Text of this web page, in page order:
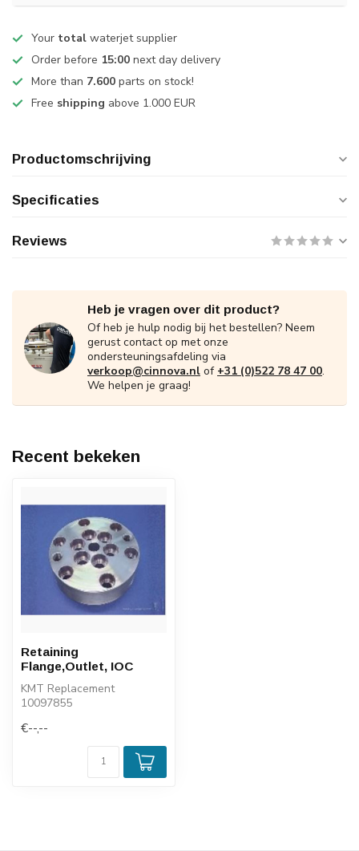
Your total waterjet supplier
Order before 15:00 next day delivery
More than 7.600 parts on stock!
Free shipping above 1.000 EUR
Productomschrijving
Specificaties
Reviews
Heb je vragen over dit product?
Of heb je hulp nodig bij het bestellen? Neem
gerust contact op met onze
ondersteuningsafdeling via
verkoop@cinnova.nl of +31 (0)522 78 47 00.
We helpen je graag!
Recent bekeken
Retaining
Flange,Outlet, IOC
KMT Replacement
10097855
€--,--